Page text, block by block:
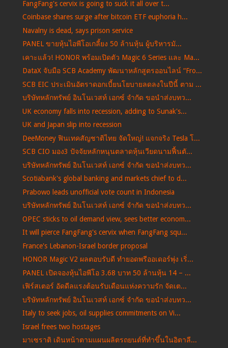
FangFang's cervix is ​​going to suck it all over t...
Coinbase shares surge after bitcoin ETF euphoria h...
Navalny is dead, says prison service
PANEL ขายหุ้นไอพีโอเกลี้ยง 50 ล้านหุ้น ผู้บริหารมั...
เคาะแล้ว! HONOR พร้อมเปิดตัว Magic 6 Series และ Ma...
DataX จับมือ SCB Academy พัฒนาหลักสูตรออนไลน์ “Fro...
SCB EIC ประเมินอัตราดอกเบี้ยนโยบายลดลงในปีนี้ ตาม ...
บริษัทหลักทรัพย์ อินโนเวสท์ เอกซ์ จำกัด ขอนำส่งบทว...
UK economy falls into recession, adding to Sunak's...
UK and Japan slip into recession
DeeMoney ฟินเทคสัญชาติไทย จัดใหญ่! แจกจริง Tesla โ...
SCB CIO มอง3 ปัจจัยหลักหนุนตลาดหุ้นเวียดนามฟื้นตั...
บริษัทหลักทรัพย์ อินโนเวสท์ เอกซ์ จำกัด ขอนำส่งบทว...
Scotiabank's global banking and markets chief to d...
Prabowo leads unofficial vote count in Indonesia
บริษัทหลักทรัพย์ อินโนเวสท์ เอกซ์ จำกัด ขอนำส่งบทว...
OPEC sticks to oil demand view, sees better econom...
It will pierce FangFang's cervix when FangFang squ...
France's Lebanon-Israel border proposal
HONOR Magic V2 ผลตอบรับดี ทำยอดพรีออเดอร์พุ่ง เริ่...
PANEL เปิดจองหุ้นไอพีโอ 3.68 บาท 50 ล้านหุ้น 14 – ...
เฟิร์สเตอร์ อัดดีลแรงต้อนรับเดือนแห่งความรัก จัดเต...
บริษัทหลักทรัพย์ อินโนเวสท์ เอกซ์ จำกัด ขอนำส่งบทว...
Italy to seek jobs, oil supplies commitments on Vi...
Israel frees two hostages
มาเซราติ เดินหน้าตามแผนผลิตรถยนต์ที่ทำขึ้นในอิตาลี...